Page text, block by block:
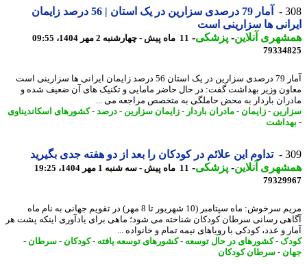
آمار 79 درصدی سزارین در یک استان | 56 درصد زایمان
ها سزارینی است
آنلاین-پزشکی-11 ماه پیش - چهارشنبه 2 مهر 1404، 09:55
آمار 79 درصدی سزارین در یک استان 56 درصد زایمان ایرانی ها سزارینی است
وزیر بهداشت گفت: در حال حاضر مامایی و تکنیک های آن ضعیف شده و
باردار به محض حاملگی به متخصص مراجعه می ...
- زایمان-مادران باردار-زایمان سزارین - درصد-کشورهای اسکاندیناوی
تداوم این علائم در کودکان را بعد از دو هفته جدی بگیرید
آنلاین-پزشکی-11 ماه پیش - سه شنبه 1 مهر 1404، 19:25
مریم سرخوش: ماه سپتامبر (10 شهریور تا 8 مهر) در تقویم جهانی به نام ماه
رسانی سرطان کودکان شناخته می شود؛ ماهی برای یادآوری اینکه پشت هر
و عدد، کودکی با رویاهای نیمه تمام و خانواده ...
-کشورهای در حال توسعه-کشورهای توسعه یافته -کودکان-سرطان -
-سرطان کودکان